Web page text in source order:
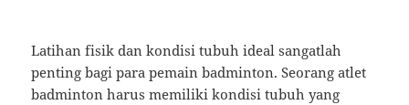
Latihan fisik dan kondisi tubuh ideal sangatlah
penting bagi para pemain badminton. Seorang atlet
badminton harus memiliki kondisi tubuh yang